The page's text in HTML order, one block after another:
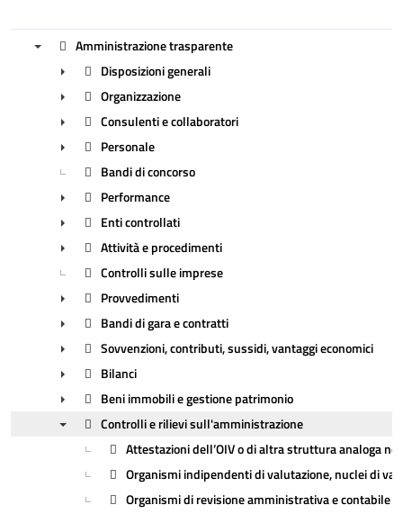
Amministrazione trasparente
►
Disposizioni generali
►
Organizzazione
►
Consulenti e collaboratori
►
Personale
Bandi di concorso
►
Performance
►
Enti controllati
►
Attività e procedimenti
Controlli sulle imprese
►
Provvedimenti
►
Bandi di gara e contratti
►
Sovvenzioni, contributi, sussidi, vantaggi economici
►
Bilanci
►
Beni immobili e gestione patrimonio
Controlli e rilievi sull'amministrazione
Attestazioni dell’OIV o di altra struttura analoga
Organismi indipendenti di valutazione, nuclei di
Organismi di revisione amministrativa e contabile